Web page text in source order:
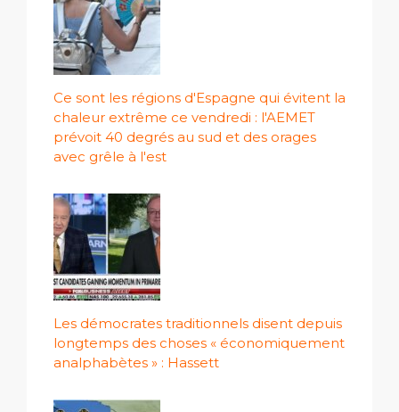
Ce sont les régions d'Espagne qui évitent la
chaleur extrême ce vendredi : l'AEMET
prévoit 40 degrés au sud et des orages
avec grêle à l'est
Les démocrates traditionnels disent depuis
longtemps des choses « économiquement
analphabètes » : Hassett